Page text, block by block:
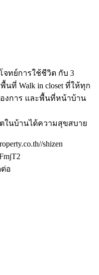
ทย์การใช้ชีวิต กับ 3
นที่ Walk in closet ที่ให้ทุก
งการ และพื้นที่หน้าบ้าน
ในบ้านได้ความสุขสบาย
shizen
อ